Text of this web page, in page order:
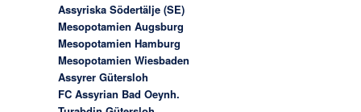
Assyriska Södertälje (SE)
Mesopotamien Augsburg
Mesopotamien Hamburg
Mesopotamien Wiesbaden
Assyrer Gütersloh
FC Assyrian Bad Oeynh.